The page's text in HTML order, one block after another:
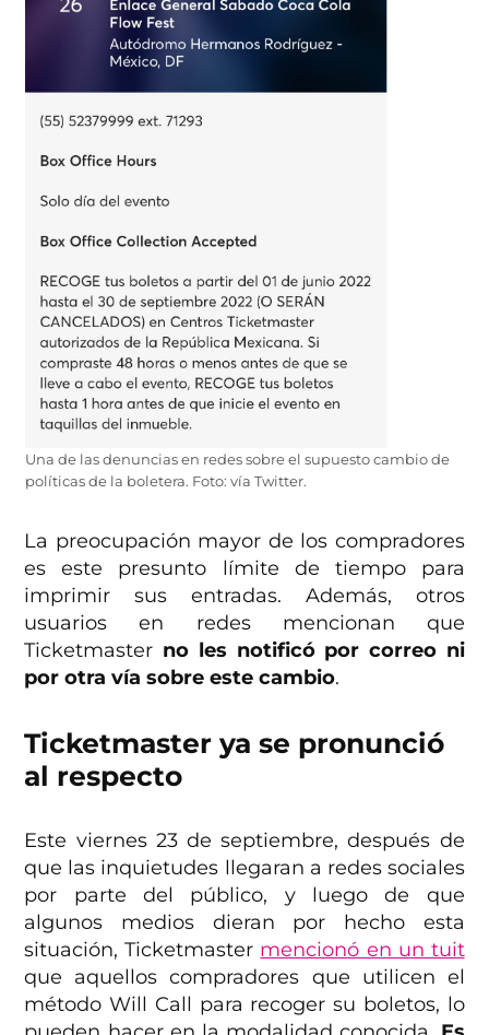
Una de las denuncias en redes sobre el supuesto cambio de
políticas de la boletera. Foto: vía Twitter.
La preocupación mayor de los compradores
es este presunto límite de tiempo para
imprimir sus entradas. Además, otros
usuarios en redes mencionan que
Ticketmaster no les notificó por correo ni
por otra vía sobre este cambio.
Ticketmaster ya se pronunció
al respecto
Este viernes 23 de septiembre, después de
que las inquietudes llegaran a redes sociales
por parte del público, y luego de que
algunos medios dieran por hecho esta
situación, Ticketmaster mencionó en un tuit
que aquellos compradores que utilicen el
método Will Call para recoger su boletos, lo